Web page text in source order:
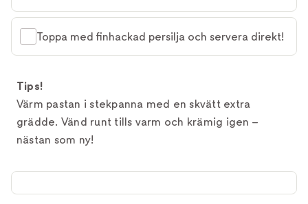
Toppa med finhackad persilja och servera direkt!
Tips!
Värm pastan i stekpanna med en skvätt extra
grädde. Vänd runt tills varm och krämig igen –
nästan som ny!